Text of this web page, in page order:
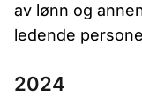
av lønn og
ledende
2024